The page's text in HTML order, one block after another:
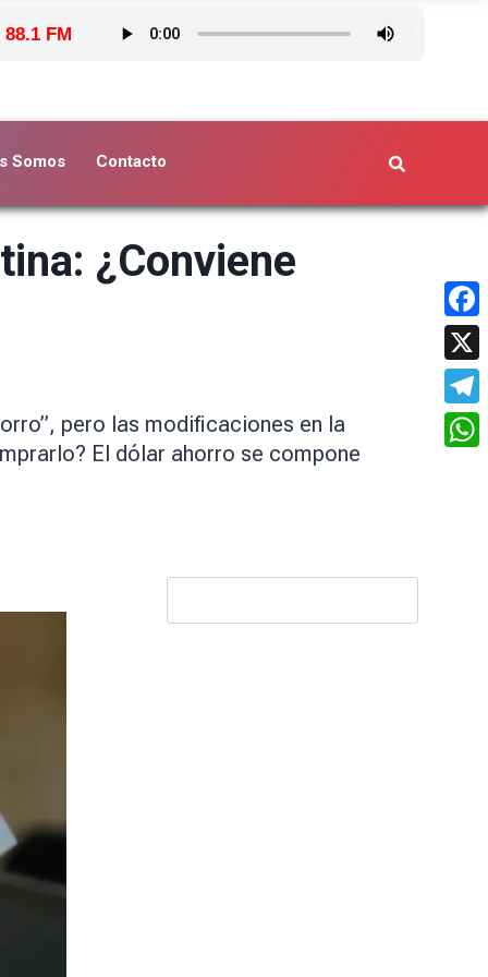
88.1 FM
Somos Contacto
¿Conviene
pero las modificaciones en la
El dólar ahorro se compone
X